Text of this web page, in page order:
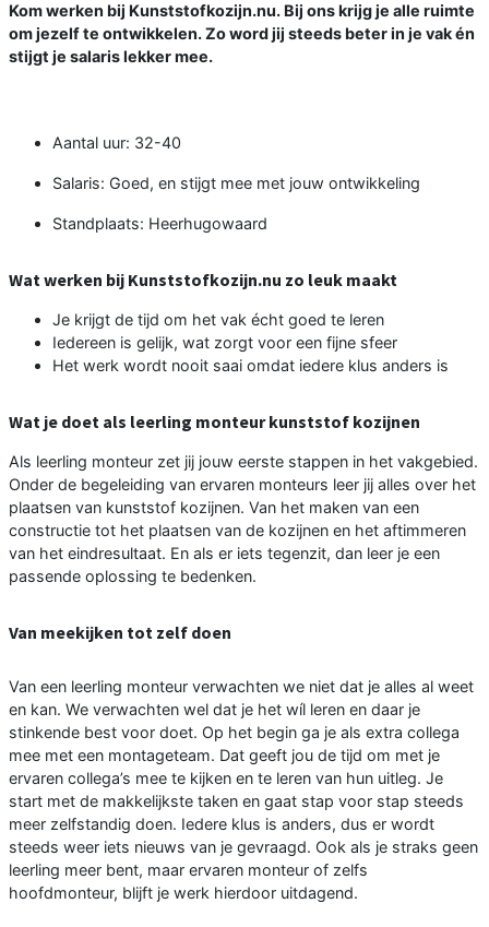
Kom werken bij Kunststofkozijn.nu. Bij ons krijg je alle ruimte
om jezelf te ontwikkelen. Zo word jij steeds beter in je vak én
stijgt je salaris lekker mee.
Aantal uur: 32-40
Salaris: Goed, en stijgt mee met jouw ontwikkeling
Standplaats: Heerhugowaard
Wat werken bij Kunststofkozijn.nu zo leuk maakt
Je krijgt de tijd om het vak écht goed te leren
Iedereen is gelijk, wat zorgt voor een fijne sfeer
Het werk wordt nooit saai omdat iedere klus anders is
Wat je doet als leerling monteur kunststof kozijnen
Als leerling monteur zet jij jouw eerste stappen in het vakgebied.
Onder de begeleiding van ervaren monteurs leer jij alles over het
plaatsen van kunststof kozijnen. Van het maken van een
constructie tot het plaatsen van de kozijnen en het aftimmeren
van het eindresultaat. En als er iets tegenzit, dan leer je een
passende oplossing te bedenken.
Van meekijken tot zelf doen
Van een leerling monteur verwachten we niet dat je alles al weet
en kan. We verwachten wel dat je het wíl leren en daar je
stinkende best voor doet. Op het begin ga je als extra collega
mee met een montageteam. Dat geeft jou de tijd om met je
ervaren collega’s mee te kijken en te leren van hun uitleg. Je
start met de makkelijkste taken en gaat stap voor stap steeds
meer zelfstandig doen. Iedere klus is anders, dus er wordt
steeds weer iets nieuws van je gevraagd. Ook als je straks geen
leerling meer bent, maar ervaren monteur of zelfs
hoofdmonteur, blijft je werk hierdoor uitdagend.